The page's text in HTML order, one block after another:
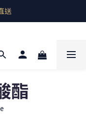
帶回家
送
酯